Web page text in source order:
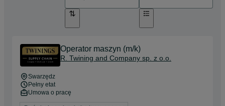
Operator maszyn (m/k)
R. Twining and Company sp. z o.o.
Swarzędz
Pełny etat
Umowa o pracę